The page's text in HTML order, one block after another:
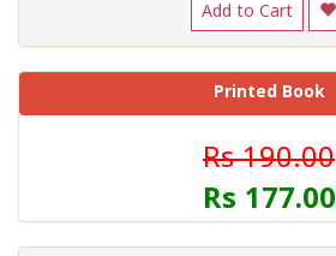
Add to Cart
Printed Book
Rs 190.00
Rs 177.00